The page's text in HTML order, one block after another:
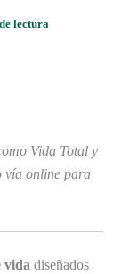
lectura
Vida Total y
vía online para
vida diseñados